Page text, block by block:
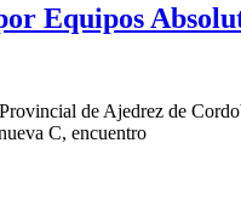
Equipos
de Ajedrez de
C, encuentro